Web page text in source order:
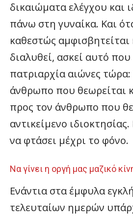
δικαιώματα ελέγχου και
πάνω στη γυναίκα. Και
καθεστώς αμφισβητείται
διαλυθεί, ασκεί αυτό που
πατριαρχία αιώνες
άνθρωπο που θεωρείται
προς τον άνθρωπο που
αντικείμενο
να φτάσει μέχρι το φόνο.
Να γίνει η οργή μας μαζικό
Ενάντια στα έμφυλα
τελευταίων ημερών